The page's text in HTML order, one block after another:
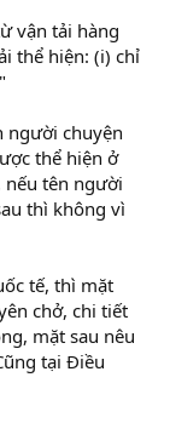
vận tải hàng
thể hiện: (i) chỉ
người chuyện
thể hiện ở
nếu tên người
thì không vì
tế, thì mặt
chở, chi tiết
mặt sau nêu
tại Điều